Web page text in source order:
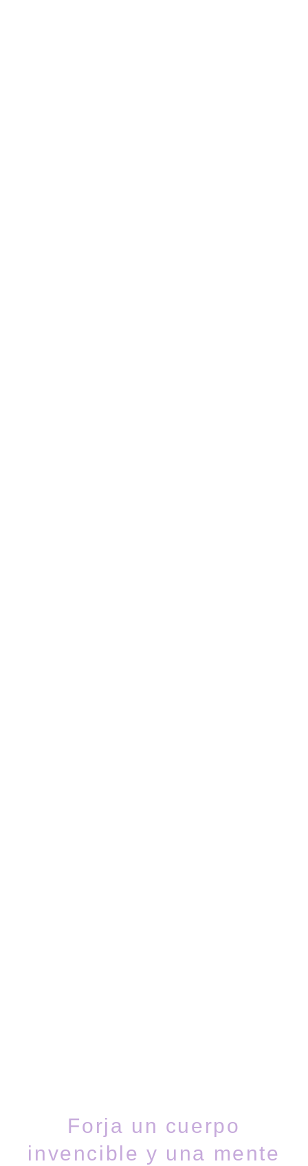
Forja un cuerpo
invencible y una mente